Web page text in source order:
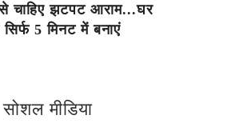
चाहिए झटपट आराम...घर
5 मिनट में बनाएं
सोशल मीडिया